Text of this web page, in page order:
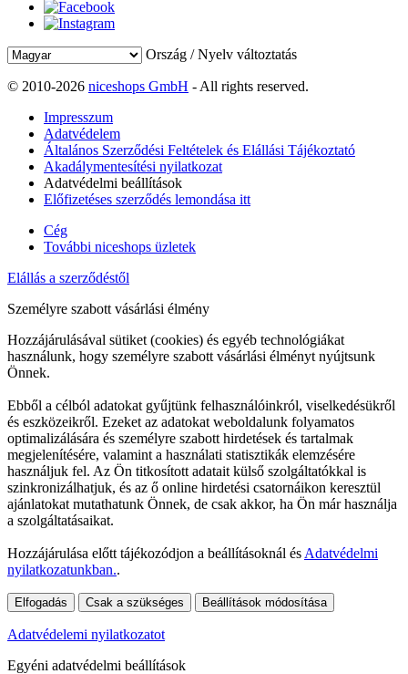
Ország / Nyelv változtatás
© 2010-2026 niceshops GmbH - All rights reserved.
Impresszum
Adatvédelem
Általános Szerződési Feltételek és Elállási Tájékoztató
Akadálymentesítési nyilatkozat
Adatvédelmi beállítások
Előfizetéses szerződés lemondása itt
Cég
További niceshops üzletek
Elállás a szerződéstől
Személyre szabott vásárlási élmény
Hozzájárulásával sütiket (cookies) és egyéb technológiákat
használunk, hogy személyre szabott vásárlási élményt nyújtsunk
Önnek.
Ebből a célból adatokat gyűjtünk felhasználóinkról, viselkedésükről
és eszközeikről. Ezeket az adatokat weboldalunk folyamatos
optimalizálására és személyre szabott hirdetések és tartalmak
megjelenítésére, valamint a használati statisztikák elemzésére
használjuk fel. Az Ön titkosított adatait külső szolgáltatókkal is
szinkronizálhatjuk, és az ő online hirdetési csatornáikon keresztül
ajánlatokat mutathatunk Önnek, de csak akkor, ha Ön már használja
a szolgáltatásaikat.
Hozzájárulása előtt tájékozódjon a beállításoknál és Adatvédelmi
nyilatkozatunkban..
Elfogadás Csak a szükséges Beállítások módosítása
Adatvédelemi nyilatkozatot
Egyéni adatvédelmi beállítások